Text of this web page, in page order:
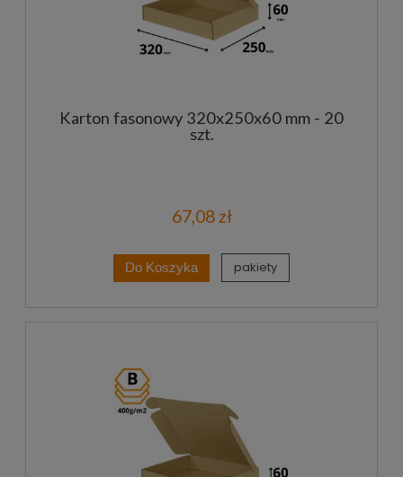
Karton fasonowy 320x250x60 mm - 20
szt.
67,08 zł
Do Koszyka pakiety